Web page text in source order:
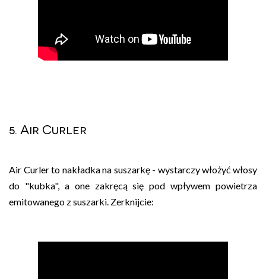
5. Air Curler
Air Curler to nakładka na suszarkę - wystarczy włożyć włosy
do "kubka", a one zakręcą się pod wpływem powietrza
emitowanego z suszarki. Zerknijcie: